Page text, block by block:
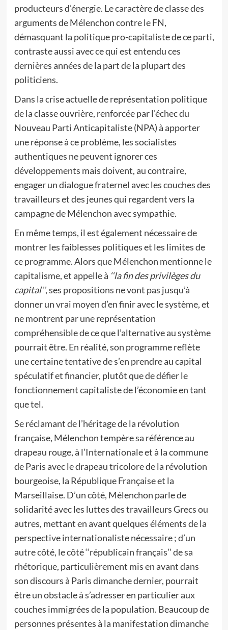
producteurs d’énergie. Le caractère de classe des
arguments de Mélenchon contre le FN,
démasquant la politique pro-capitaliste de ce parti,
contraste aussi avec ce qui est entendu ces
dernières années de la part de la plupart des
politiciens.
Dans la crise actuelle de représentation politique
de la classe ouvrière, renforcée par l’échec du
Nouveau Parti Anticapitaliste (NPA) à apporter
une réponse à ce problème, les socialistes
authentiques ne peuvent ignorer ces
développements mais doivent, au contraire,
engager un dialogue fraternel avec les couches des
travailleurs et des jeunes qui regardent vers la
campagne de Mélenchon avec sympathie.
En même temps, il est également nécessaire de
montrer les faiblesses politiques et les limites de
ce programme. Alors que Mélenchon mentionne le
capitalisme, et appelle à ‘‘la fin des privilèges du
capital’’, ses propositions ne vont pas jusqu’à
donner un vrai moyen d’en finir avec le système, et
ne montrent par une représentation
compréhensible de ce que l’alternative au système
pourrait être. En réalité, son programme reflète
une certaine tentative de s’en prendre au capital
spéculatif et financier, plutôt que de défier le
fonctionnement capitaliste de l’économie en tant
que tel.
Se réclamant de l’héritage de la révolution
française, Mélenchon tempère sa référence au
drapeau rouge, à l’Internationale et à la commune
de Paris avec le drapeau tricolore de la révolution
bourgeoise, la République Française et la
Marseillaise. D’un côté, Mélenchon parle de
solidarité avec les luttes des travailleurs Grecs ou
autres, mettant en avant quelques éléments de la
perspective internationaliste nécessaire ; d’un
autre côté, le côté ‘‘républicain français’’ de sa
rhétorique, particulièrement mis en avant dans
son discours à Paris dimanche dernier, pourrait
être un obstacle à s’adresser en particulier aux
couches immigrées de la population. Beaucoup de
personnes présentes à la manifestation dimanche